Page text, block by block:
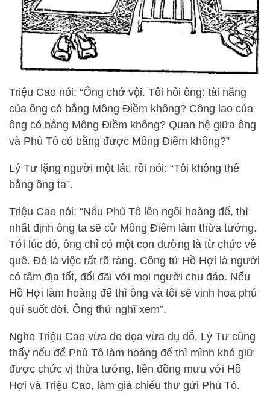
Triệu Cao nói: “Ông chớ vội. Tôi hỏi ông: tài năng
của ông có bằng Mông Điềm không? Công lao của
ông có bằng Mông Điềm không? Quan hệ giữa ông
và Phù Tô có bằng được Mông Điềm không?”
Lý Tư lặng người một lát, rồi nói: “Tôi không thể
bằng ông ta”.
Triệu Cao nói: “Nếu Phù Tô lên ngôi hoàng đế, thì
nhất định ông ta sẽ cử Mông Điềm làm thừa tướng.
Tới lúc đó, ông chỉ có một con đường là từ chức về
quê. Đó là việc rất rõ ràng. Công tử Hồ Hợi là người
có tâm địa tốt, đối đãi với mọi người chu đáo. Nếu
Hồ Hợi làm hoàng đế thì ông và tôi sẽ vinh hoa phú
quí suốt đời. Ông thử nghĩ xem”.
Nghe Triệu Cao vừa đe dọa vừa dụ dỗ, Lý Tư cũng
thấy nếu để Phù Tô làm hoàng đế thì mình khó giữ
được chức vị thừa tướng, liền đồng mưu với Hồ
Hợi và Triệu Cao, làm giả chiếu thư gửi Phù Tô.